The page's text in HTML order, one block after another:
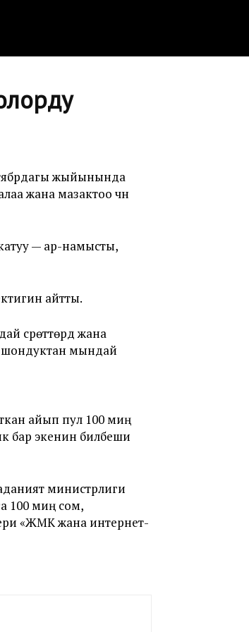
жыйынында
жана мазактоо үчүн
— ар-намысты,
айтты.
сүрөттөрдү жана
Ошондуктан мындай
айып пул 100 миң
бар экенин билбеши
министрлиги
100 миң сом,
«ЖМК жана интернет-